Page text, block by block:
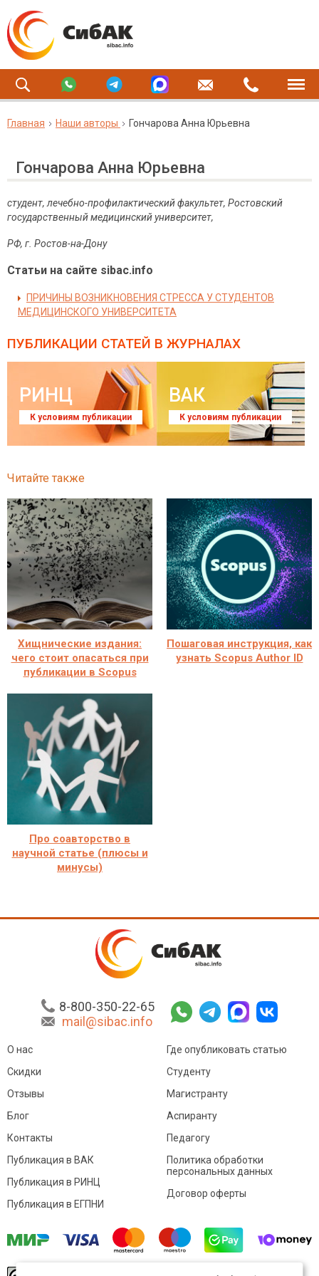
Главная Наши авторы Гончарова Анна Юрьевна
Гончарова Анна Юрьевна
студент, лечебно-профилактический факультет, Ростовский
государственный медицинский университет,
РФ, г. Ростов-на-Дону
Статьи на сайте sibac.info
ПРИЧИНЫ ВОЗНИКНОВЕНИЯ СТРЕССА У СТУДЕНТОВ
МЕДИЦИНСКОГО УНИВЕРСИТЕТА
ПУБЛИКАЦИИ СТАТЕЙ В ЖУРНАЛАХ
РИНЦ
К условиям публикации
ВАК
К условиям публикации
Читайте также
Хищнические издания:
чего стоит опасаться при
публикации в Scopus
Пошаговая инструкция, как
узнать Scopus Author ID
Про соавторство в
научной статье (плюсы и
минусы)
8-800-350-22-65
mail@sibac.info
О нас
Скидки
Отзывы
Блог
Контакты
Где опубликовать статью
Студенту
Магистранту
Аспиранту
Педагогу
Публикация в ВАК
Публикация в РИНЦ
Публикация в ЕГПНИ
Политика обработки
персональных данных
Договор оферты